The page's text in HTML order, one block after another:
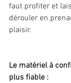
faut profiter et
dérouler en
plaisir.
Le matériel à
plus fiable :